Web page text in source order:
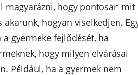
magyarázni, hogy pontosan mit
hogyan viselkedjen.
a gyermeke fejlődését, ha
hogy milyen elvárásai
Például, ha a gyermek nem